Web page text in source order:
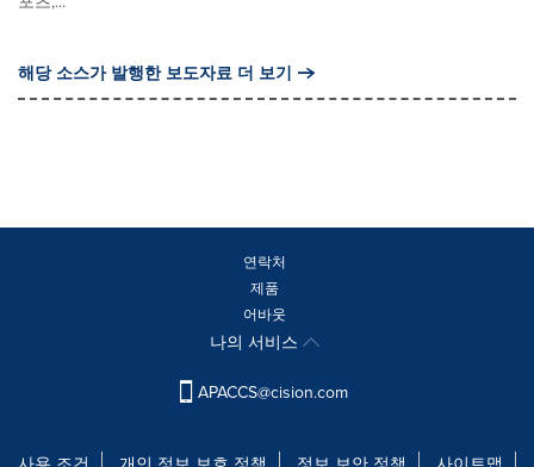
해당 소스가 발행한 보도자료 더 보기
연락처
제품
어바웃
나의 서비스
APACCS@cision.com